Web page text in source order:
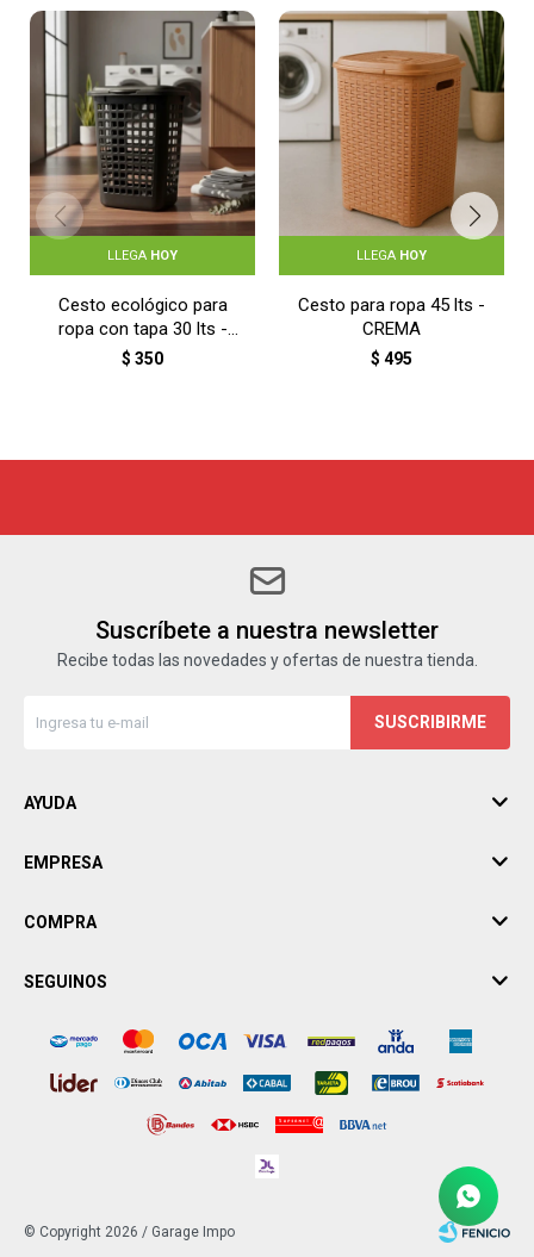
LLEGA HOY
Cesto ecológico para
ropa con tapa 30 lts -
NEGRO
$ 350
LLEGA HOY
Cesto para ropa 45 lts -
CREMA
$ 495
Suscríbete a nuestra newsletter
Recibe todas las novedades y ofertas de nuestra tienda.
SUSCRIBIRME
AYUDA
EMPRESA
COMPRA
SEGUINOS
© Copyright 2026 / Garage Impo